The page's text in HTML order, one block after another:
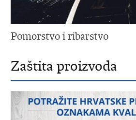
Pomorstvo i ribarstvo
Zaštita proizvoda